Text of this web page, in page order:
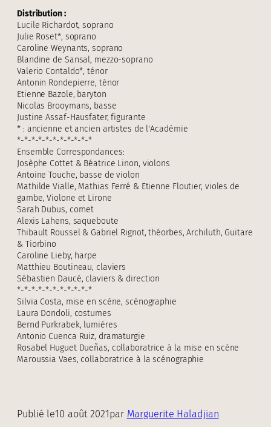
Distribution :
Lucile Richardot, soprano
Julie Roset*, soprano
Caroline Weynants, soprano
Blandine de Sansal, mezzo-soprano
Valerio Contaldo*, ténor
Antonin Rondepierre, ténor
Etienne Bazole, baryton
Nicolas Brooymans, basse
Justine Assaf-Hausfater, figurante
* : ancienne et ancien artistes de l'Académie
*-*-*-*-*-*-*-*-*-*-*
Ensemble Correspondances:
Josèphe Cottet & Béatrice Linon, violons
Antoine Touche, basse de violon
Mathilde Vialle, Mathias Ferré & Etienne Floutier, violes de
gambe, Violone et Lirone
Sarah Dubus, cornet
Alexis Lahens, saqueboute
Thibault Roussel & Gabriel Rignot, théorbes, Archiluth, Guitare
& Tiorbino
Caroline Lieby, harpe
Matthieu Boutineau, claviers
Sébastien Daucé, claviers & direction
*-*-*-*-*-*-*-*-*-*-*
Silvia Costa, mise en scène, scénographie
Laura Dondoli, costumes
Bernd Purkrabek, lumières
Antonio Cuenca Ruiz, dramaturgie
Rosabel Huguet Dueñas, collaboratrice à la mise en scène
Maroussia Vaes, collaboratrice à la scénographie
Publié le10 août 2021 par Marguerite Haladjian